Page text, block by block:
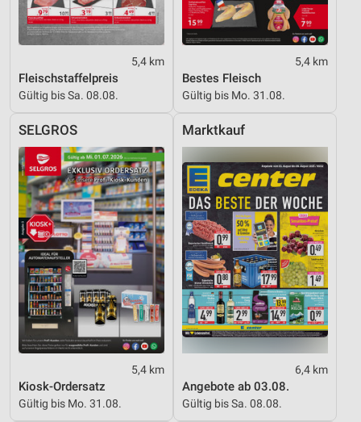
5,4 km
Fleischstaffelpreis
Gültig bis Sa. 08.08.
5,4 km
Bestes Fleisch
Gültig bis Mo. 31.08.
SELGROS
5,4 km
Kiosk-Ordersatz
Gültig bis Mo. 31.08.
Marktkauf
6,4 km
Angebote ab 03.08.
Gültig bis Sa. 08.08.
Verwendung reduzierter Daten zur Auswahl von
Inhalten
IAB-Besonderheiten:
Verwendung genauer Standortdaten
Geräte anhand von aktiv angeforderten
Nicht-IAB-Verarbeitungszwecke:
Notwendig
Performance
Funktional
Werbung